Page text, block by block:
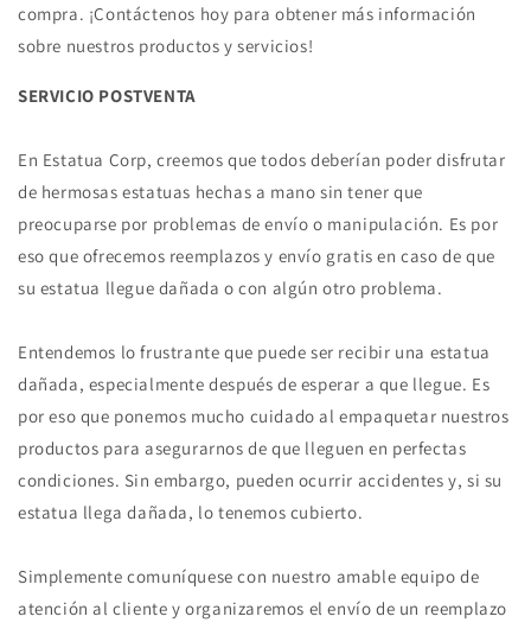
compra. ¡Contáctenos hoy para obtener más información
sobre nuestros productos y servicios!
SERVICIO POSTVENTA
En Estatua Corp, creemos que todos deberían poder disfrutar
de hermosas estatuas hechas a mano sin tener que
preocuparse por problemas de envío o manipulación. Es por
eso que ofrecemos reemplazos y envío gratis en caso de que
su estatua llegue dañada o con algún otro problema.
Entendemos lo frustrante que puede ser recibir una estatua
dañada, especialmente después de esperar a que llegue. Es
por eso que ponemos mucho cuidado al empaquetar nuestros
productos para asegurarnos de que lleguen en perfectas
condiciones. Sin embargo, pueden ocurrir accidentes y, si su
estatua llega dañada, lo tenemos cubierto.
Simplemente comuníquese con nuestro amable equipo de
atención al cliente y organizaremos el envío de un reemplazo